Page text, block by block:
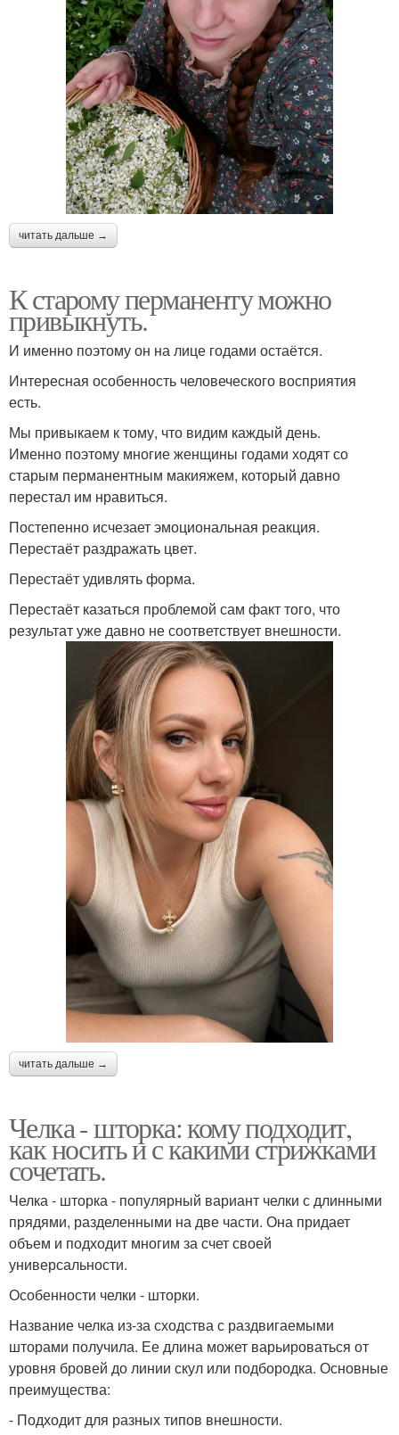
читать дальше →
К старому перманенту можно
привыкнуть.
И именно поэтому он на лице годами остаётся.
Интересная особенность человеческого восприятия
есть.
Мы привыкаем к тому, что видим каждый день.
Именно поэтому многие женщины годами ходят со
старым перманентным макияжем, который давно
перестал им нравиться.
Постепенно исчезает эмоциональная реакция.
Перестаёт раздражать цвет.
Перестаёт удивлять форма.
Перестаёт казаться проблемой сам факт того, что
результат уже давно не соответствует внешности.
читать дальше →
Челка - шторка: кому подходит,
как носить и с какими стрижками
сочетать.
Челка - шторка - популярный вариант челки с длинными
прядями, разделенными на две части. Она придает
объем и подходит многим за счет своей
универсальности.
Особенности челки - шторки.
Название челка из-за сходства с раздвигаемыми
шторами получила. Ее длина может варьироваться от
уровня бровей до линии скул или подбородка. Основные
преимущества:
- Подходит для разных типов внешности.